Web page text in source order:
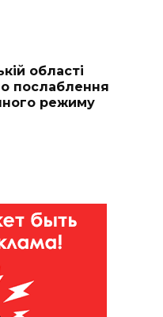
області
послаблення
режиму